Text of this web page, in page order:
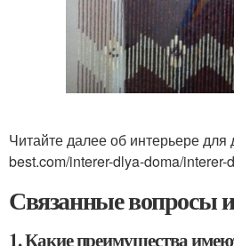
Читайте далее об интерьере для
best.com/interer-dlya-doma/interer-
Связанные вопросы
1. Какие преимущества